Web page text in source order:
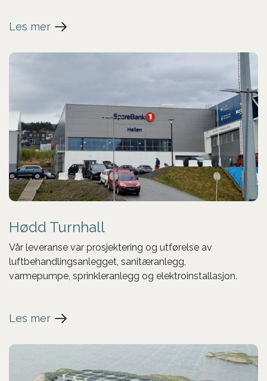
Les mer
Hødd Turnhall
Vår leveranse var prosjektering og utførelse av
luftbehandlingsanlegget, sanitæranlegg,
varmepumpe, sprinkleranlegg og elektroinstallasjon.
Les mer